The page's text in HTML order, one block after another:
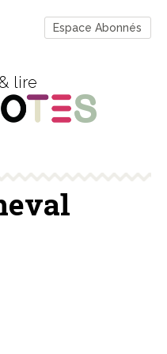
Espace Abonnés
lire